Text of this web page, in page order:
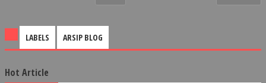
LABELS ARSIP BLOG
Hot Article